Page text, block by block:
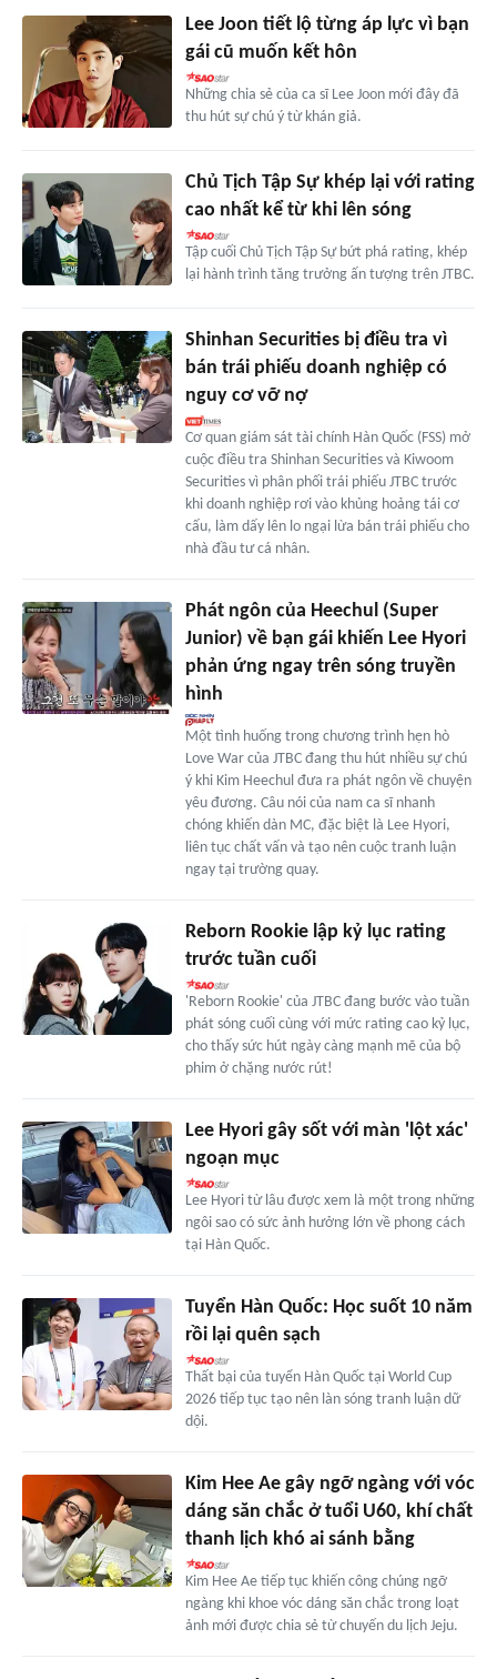
Lee Joon tiết lộ từng áp lực vì bạn
gái cũ muốn kết hôn
Những chia sẻ của ca sĩ Lee Joon mới đây đã
thu hút sự chú ý từ khán giả.
Chủ Tịch Tập Sự khép lại với rating
cao nhất kể từ khi lên sóng
Tập cuối Chủ Tịch Tập Sự bứt phá rating, khép
lại hành trình tăng trưởng ấn tượng trên JTBC.
Shinhan Securities bị điều tra vì
bán trái phiếu doanh nghiệp có
nguy cơ vỡ nợ
Cơ quan giám sát tài chính Hàn Quốc (FSS) mở
cuộc điều tra Shinhan Securities và Kiwoom
Securities vì phân phối trái phiếu JTBC trước
khi doanh nghiệp rơi vào khủng hoảng tái cơ
cấu, làm dấy lên lo ngại lừa bán trái phiếu cho
nhà đầu tư cá nhân.
Phát ngôn của Heechul (Super
Junior) về bạn gái khiến Lee Hyori
phản ứng ngay trên sóng truyền
hình
Một tình huống trong chương trình hẹn hò
Love War của JTBC đang thu hút nhiều sự chú
ý khi Kim Heechul đưa ra phát ngôn về chuyện
yêu đương. Câu nói của nam ca sĩ nhanh
chóng khiến dàn MC, đặc biệt là Lee Hyori,
liên tục chất vấn và tạo nên cuộc tranh luận
ngay tại trường quay.
Reborn Rookie lập kỷ lục rating
trước tuần cuối
'Reborn Rookie' của JTBC đang bước vào tuần
phát sóng cuối cùng với mức rating cao kỷ lục,
cho thấy sức hút ngày càng mạnh mẽ của bộ
phim ở chặng nước rút!
Lee Hyori gây sốt với màn 'lột xác'
ngoạn mục
Lee Hyori từ lâu được xem là một trong những
ngôi sao có sức ảnh hưởng lớn về phong cách
tại Hàn Quốc.
Tuyển Hàn Quốc: Học suốt 10 năm
rồi lại quên sạch
Thất bại của tuyển Hàn Quốc tại World Cup
2026 tiếp tục tạo nên làn sóng tranh luận dữ
dội.
Kim Hee Ae gây ngỡ ngàng với vóc
dáng săn chắc ở tuổi U60, khí chất
thanh lịch khó ai sánh bằng
Kim Hee Ae tiếp tục khiến công chúng ngỡ
ngàng khi khoe vóc dáng săn chắc trong loạt
ảnh mới được chia sẻ từ chuyến du lịch Jeju.